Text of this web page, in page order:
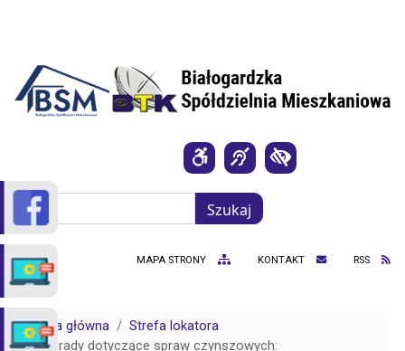
Szukaj
Szukaj
MAPA STRONY KONTAKT RSS
Strona główna
Strefa lokatora
Porady dotyczące spraw czynszowych: